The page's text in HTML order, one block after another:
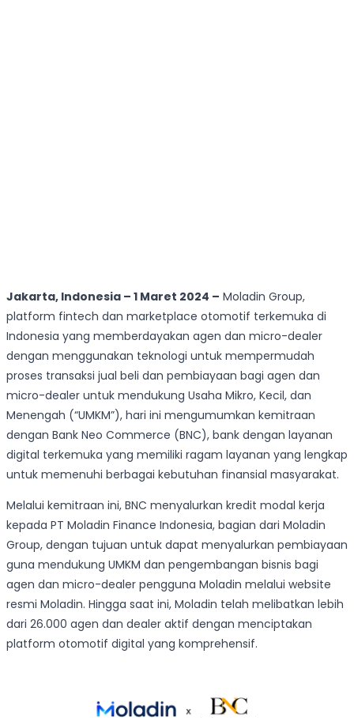
Jakarta, Indonesia – 1 Maret 2024 – Moladin Group,
platform fintech dan marketplace otomotif terkemuka di
Indonesia yang memberdayakan agen dan micro-dealer
dengan menggunakan teknologi untuk mempermudah
proses transaksi jual beli dan pembiayaan bagi agen dan
micro-dealer untuk mendukung Usaha Mikro, Kecil, dan
Menengah (“UMKM”), hari ini mengumumkan kemitraan
dengan Bank Neo Commerce (BNC), bank dengan layanan
digital terkemuka yang memiliki ragam layanan yang lengkap
untuk memenuhi berbagai kebutuhan finansial masyarakat.
Melalui kemitraan ini, BNC menyalurkan kredit modal kerja
kepada PT Moladin Finance Indonesia, bagian dari Moladin
Group, dengan tujuan untuk dapat menyalurkan pembiayaan
guna mendukung UMKM dan pengembangan bisnis bagi
agen dan micro-dealer pengguna Moladin melalui website
resmi Moladin. Hingga saat ini, Moladin telah melibatkan lebih
dari 26.000 agen dan dealer aktif dengan menciptakan
platform otomotif digital yang komprehensif.